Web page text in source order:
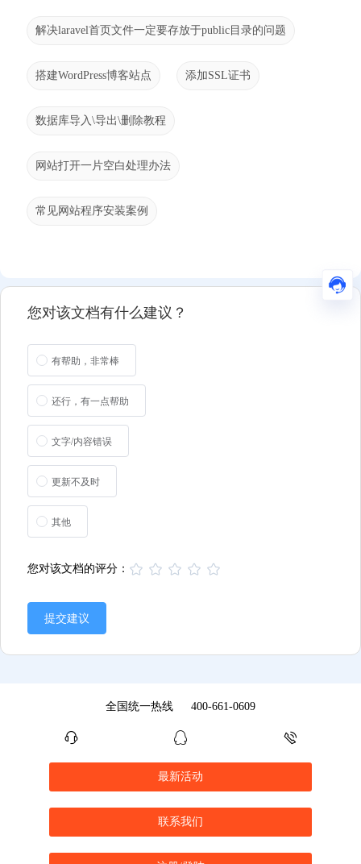
解决laravel首页文件一定要存放于public目录的问题
搭建WordPress博客站点 添加SSL证书
数据库导入\导出\删除教程
网站打开一片空白处理办法
常见网站程序安装案例
您对该文档有什么建议？
有帮助，非常棒
还行，有一点帮助
文字/内容错误
更新不及时
其他
您对该文档的评分：
提交建议
全国统一热线 400-661-0609
最新活动
联系我们